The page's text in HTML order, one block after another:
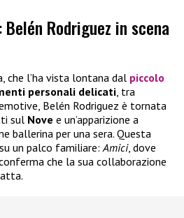
Rodriguez in scena
che l’ha vista lontana dal piccolo
personali delicati , tra
Belén Rodriguez è tornata
sul Nove e un’apparizione a
ballerina per una sera. Questa
un palco familiare: Amici, dove
che la sua collaborazione